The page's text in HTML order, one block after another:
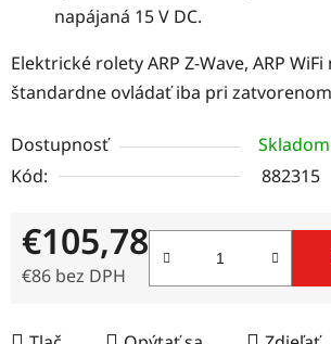
napájaná 15 V DC.
Elektrické rolety ARP Z-Wave, ARP
štandardne ovládať iba pri
Dostupnosť
Kód:
882315
€105,78
€86 bez DPH